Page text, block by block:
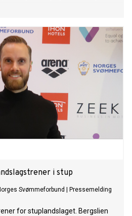
i stup
Svømmeforbund Pressemelding
for stuplandslaget. Bergslien